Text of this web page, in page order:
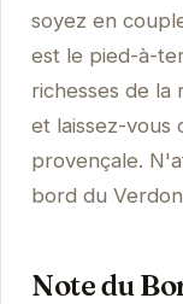
soyez en
est le pied-à-
richesses de la
et laissez-vous
provençale.
bord du
Note du